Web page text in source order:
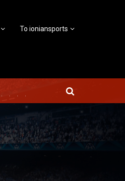
Το ioniansports